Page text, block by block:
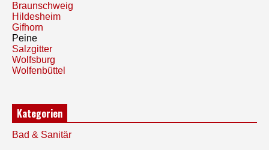
Braunschweig
Hildesheim
Gifhorn
Peine
Salzgitter
Wolfsburg
Wolfenbüttel
Kategorien
Bad & Sanitär